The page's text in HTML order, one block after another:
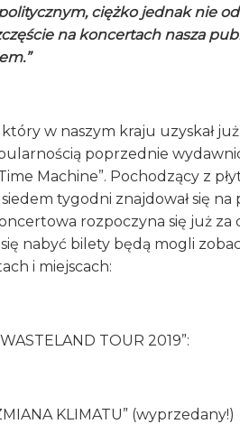
ciężko jednak nie
na koncertach nasza
w naszym kraju uzyskał
poprzednie
Machine”. Pochodzący z
tygodni znajdował się na
rozpoczyna się już za
nabyć bilety będą mogli
i miejscach:
TOUR 2019”:
KLIMATU” (wyprzedany!)